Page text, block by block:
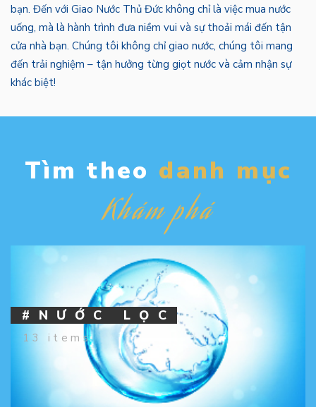
bạn. Đến với Giao Nước Thủ Đức không chỉ là việc mua nước
uống, mà là hành trình đưa niềm vui và sự thoải mái đến tận
cửa nhà bạn. Chúng tôi không chỉ giao nước, chúng tôi mang
đến trải nghiệm – tận hưởng từng giọt nước và cảm nhận sự
khác biệt!
Tìm theo danh mục
Khám phá
#NƯỚC LỌC
13 items